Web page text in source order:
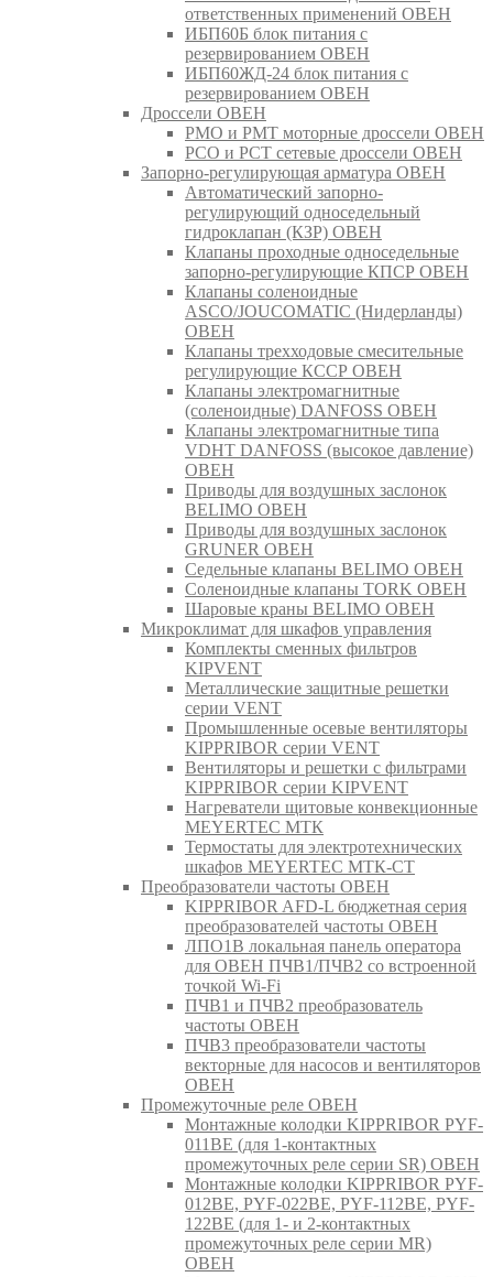
ответственных применений ОВЕН
ИБП60Б блок питания с
резервированием ОВЕН
ИБП60ЖД-24 блок питания с
резервированием ОВЕН
Дроссели ОВЕН
РМО и РМТ моторные дроссели ОВЕН
РСО и РСТ сетевые дроссели ОВЕН
Запорно-регулирующая арматура ОВЕН
Автоматический запорно-
регулирующий односедельный
гидроклапан (КЗР) ОВЕН
Клапаны проходные односедельные
запорно-регулирующие КПСР ОВЕН
Клапаны соленоидные
ASCO/JOUCOMATIC (Нидерланды)
ОВЕН
Клапаны трехходовые смесительные
регулирующие КССР ОВЕН
Клапаны электромагнитные
(соленоидные) DANFOSS ОВЕН
Клапаны электромагнитные типа
VDHT DANFOSS (высокое давление)
ОВЕН
Приводы для воздушных заслонок
BELIMO ОВЕН
Приводы для воздушных заслонок
GRUNER ОВЕН
Седельные клапаны BELIMO ОВЕН
Соленоидные клапаны TORK ОВЕН
Шаровые краны BELIMO ОВЕН
Микроклимат для шкафов управления
Комплекты сменных фильтров
KIPVENT
Металлические защитные решетки
серии VENT
Промышленные осевые вентиляторы
KIPPRIBOR серии VENT
Вентиляторы и решетки с фильтрами
KIPPRIBOR серии KIPVENT
Нагреватели щитовые конвекционные
MEYERTEC МТК
Термостаты для электротехнических
шкафов MEYERTEC МТК-СТ
Преобразователи частоты ОВЕН
KIPPRIBOR AFD-L бюджетная серия
преобразователей частоты ОВЕН
ЛПО1В локальная панель оператора
для ОВЕН ПЧВ1/ПЧВ2 со встроенной
точкой Wi-Fi
ПЧВ1 и ПЧВ2 преобразователь
частоты ОВЕН
ПЧВ3 преобразователи частоты
векторные для насосов и вентиляторов
ОВЕН
Промежуточные реле ОВЕН
Монтажные колодки KIPPRIBOR PYF-
011BE (для 1-контактных
промежуточных реле серии SR) ОВЕН
Монтажные колодки KIPPRIBOR PYF-
012BE, PYF-022BE, PYF-112BE, PYF-
122BE (для 1- и 2-контактных
промежуточных реле серии MR)
ОВЕН